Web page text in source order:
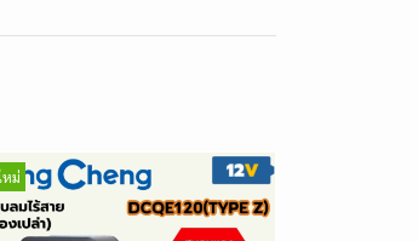
ม่